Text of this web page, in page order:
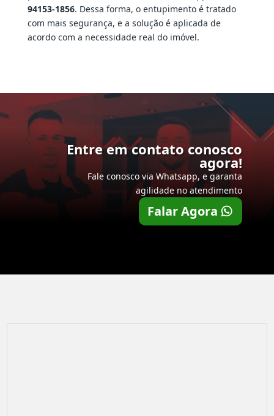
94153-1856. Dessa forma, o entupimento é tratado
com mais segurança, e a solução é aplicada de
acordo com a necessidade real do imóvel.
Entre em contato conosco
agora!
Fale conosco via Whatsapp, e garanta
agilidade no atendimento
Falar Agora